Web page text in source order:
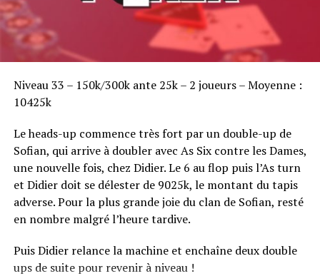
Niveau 33 – 150k/300k ante 25k – 2 joueurs – Moyenne :
10425k
Le heads-up commence très fort par un double-up de
Sofian, qui arrive à doubler avec As Six contre les Dames,
une nouvelle fois, chez Didier. Le 6 au flop puis l’As turn
et Didier doit se délester de 9025k, le montant du tapis
adverse. Pour la plus grande joie du clan de Sofian, resté
en nombre malgré l’heure tardive.
Puis Didier relance la machine et enchaîne deux double
ups de suite pour revenir à niveau !